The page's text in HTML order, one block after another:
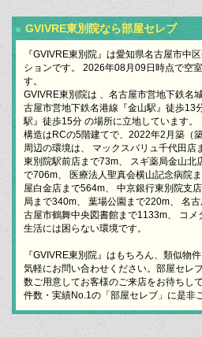
GVIVRE東別院なら部屋セレブ
『GVIVRE東別院』は愛知県名古屋市中
ションです。 2026年08月09日時点で空
す。
GVIVRE東別院は 、名古屋市営地下鉄名
古屋市営地下鉄名港線『金山駅』徒歩13
駅』徒歩15分 の場所に立地しています。
構造はRCの5階建てで、2022年2月築（
周辺の環境は、 マックスバリュ千代田店
東別院駅前店まで73m、 スギ薬局金山北
で706m、 医療法人聖真会横山記念病院
屋白金店まで564m、 中京銀行東別院支
局まで340m、 葉場公園まで220m、 名
古屋市鶴舞中央図書館まで1133m、 コメ
生活には困らない環境です。
『GVIVRE東別院』はもちろん、類似物
気軽にお問い合わせください。部屋セレ
数ご用意してお客様のご来店をお待ちし
件数・実績No.1の「部屋セレブ」に是非